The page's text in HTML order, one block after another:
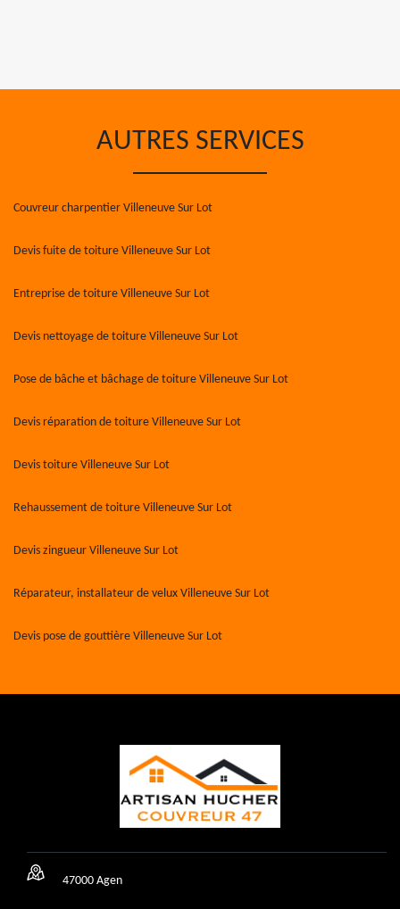
AUTRES SERVICES
Couvreur charpentier Villeneuve Sur Lot
Devis fuite de toiture Villeneuve Sur Lot
Entreprise de toiture Villeneuve Sur Lot
Devis nettoyage de toiture Villeneuve Sur Lot
Pose de bâche et bâchage de toiture Villeneuve Sur Lot
Devis réparation de toiture Villeneuve Sur Lot
Devis toiture Villeneuve Sur Lot
Rehaussement de toiture Villeneuve Sur Lot
Devis zingueur Villeneuve Sur Lot
Réparateur, installateur de velux Villeneuve Sur Lot
Devis pose de gouttière Villeneuve Sur Lot
47000 Agen